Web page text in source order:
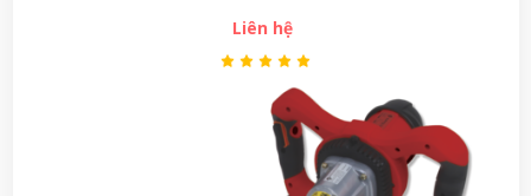
Liên hệ